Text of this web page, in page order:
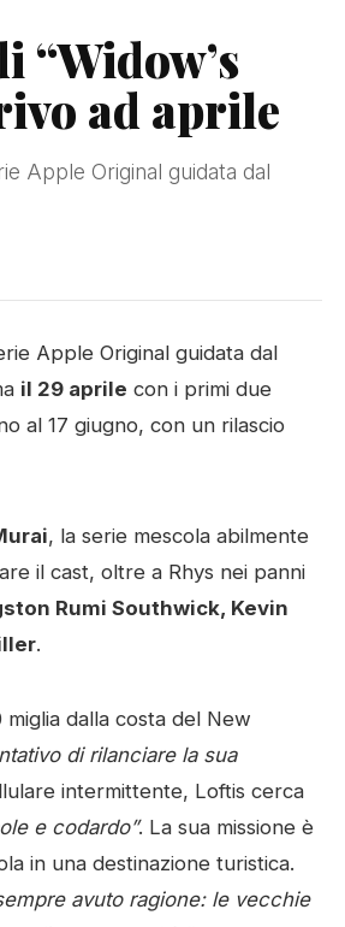
“Widow’s
ad aprile
Apple Original guidata dal
Apple Original guidata dal
il 29 aprile con i primi due
al 17 giugno, con un rilascio
, la serie mescola abilmente
il cast, oltre a Rhys nei panni
Rumi Southwick, Kevin
.
miglia dalla costa del New
di rilanciare la sua
intermittente, Loftis cerca
e codardo”. La sua missione è
in una destinazione turistica.
avuto ragione: le vecchie